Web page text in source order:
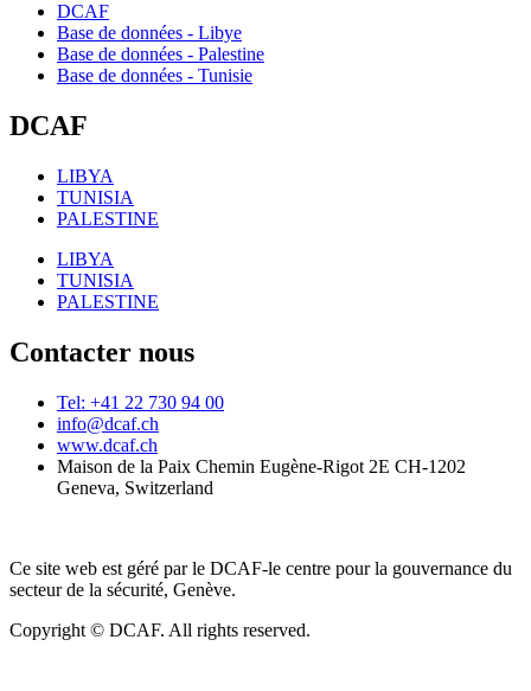
DCAF
Base de données - Libye
Base de données - Palestine
Base de données - Tunisie
DCAF
LIBYA
TUNISIA
PALESTINE
LIBYA
TUNISIA
PALESTINE
Contacter nous
Tel: +41 22 730 94 00
info@dcaf.ch
www.dcaf.ch
Maison de la Paix Chemin Eugène-Rigot 2E CH-1202
Geneva, Switzerland
Ce site web est géré par le DCAF-le centre pour la gouvernance du
secteur de la sécurité, Genève.
Copyright © DCAF. All rights reserved.